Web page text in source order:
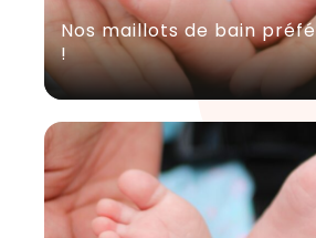
Nos maillots de bain
!